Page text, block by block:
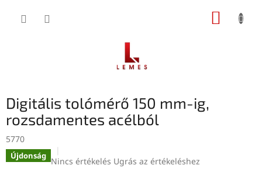
KOSÁR
Digitális tolómérő 150 mm-ig,
rozsdamentes acélból
5770
Újdonság A
Nincs értékelés Ugrás az értékeléshez